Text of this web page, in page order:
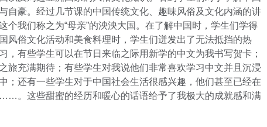
自豪。经过几节课的中国传统文化、趣味风俗及文化内涵的讲
个我们称之为“母亲”的泱泱大国。在了解中国时，学生们学得
风俗文化活动和美食料理时，学生们迸发出了无法抵挡的热
，有些学生可以在节日来临之际用新学的中文为我书写贺卡；
旅充满期待；有些学生对我说他们非常喜欢学习中文并且沉浸
；还有一些学生对于中国社会生活很感兴趣，他们甚至已经在
。这些甜蜜的经历和暖心的话语给予了我极大的成就感和满